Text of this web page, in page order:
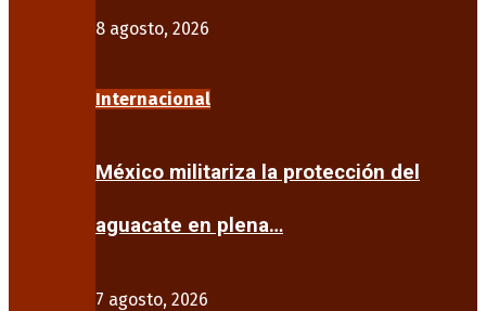
8 agosto, 2026
Internacional
México militariza la protección del
aguacate en plena…
7 agosto, 2026